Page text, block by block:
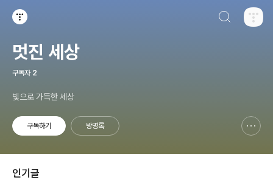
멋진 세상
구독자 2
빛으로 가득한 세상
구독하기 방명록
인기글